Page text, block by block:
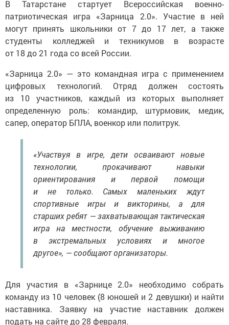
В Татарстане стартует Всероссийская военно-
патриотическая игра «Зарница 2.0». Участие в ней
могут принять школьники от 7 до 17 лет, а также
студенты колледжей и техникумов в возрасте
от 18 до 21 года со всей России.
«Зарница 2.0» — это командная игра с применением
цифровых технологий. Отряд должен состоять
из 10 участников, каждый из которых выполняет
определенную роль: командир, штурмовик, медик,
сапер, оператор БПЛА, военкор или политрук.
«Участвуя в игре, дети осваивают новые
технологии, прокачивают навыки
ориентирования и первой помощи
и не только. Самых маленьких ждут
спортивные игры и викторины, а для
старших ребят — захватывающая тактическая
игра на местности, обучение выживанию
в экстремальных условиях и многое
другое», — сообщают организаторы.
Для участия в «Зарнице 2.0» необходимо собрать
команду из 10 человек (8 юношей и 2 девушки) и найти
наставника. Заявку на участие наставник должен
подать на сайте до 28 февраля.